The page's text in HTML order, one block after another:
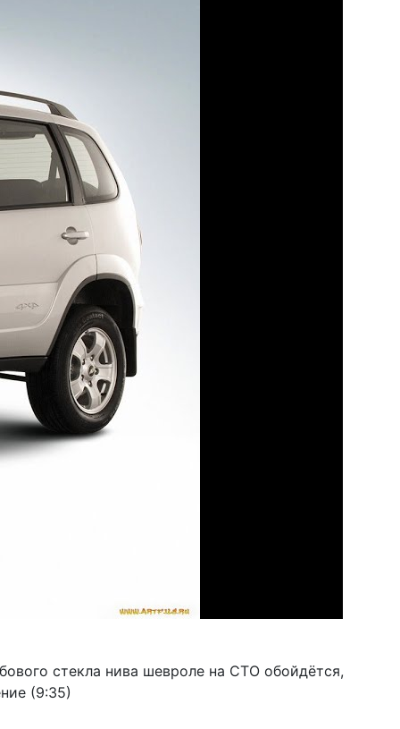
стекла нива шевроле на СТО обойдётся,
(9:35)